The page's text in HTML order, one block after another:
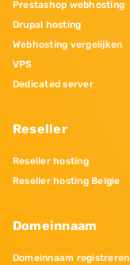
Prestashop webhosting
Drupal hosting
Webhosting vergelijken
VPS
Dedicated server
Reseller
Reseller hosting
Reseller hosting Belgie
Domeinnaam
Domeinnaam registreren